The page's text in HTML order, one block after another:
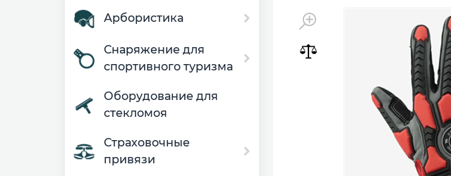
Арбористика
Снаряжение для
спортивного туризма
Оборудование для
стекломоя
Страховочные
привязи